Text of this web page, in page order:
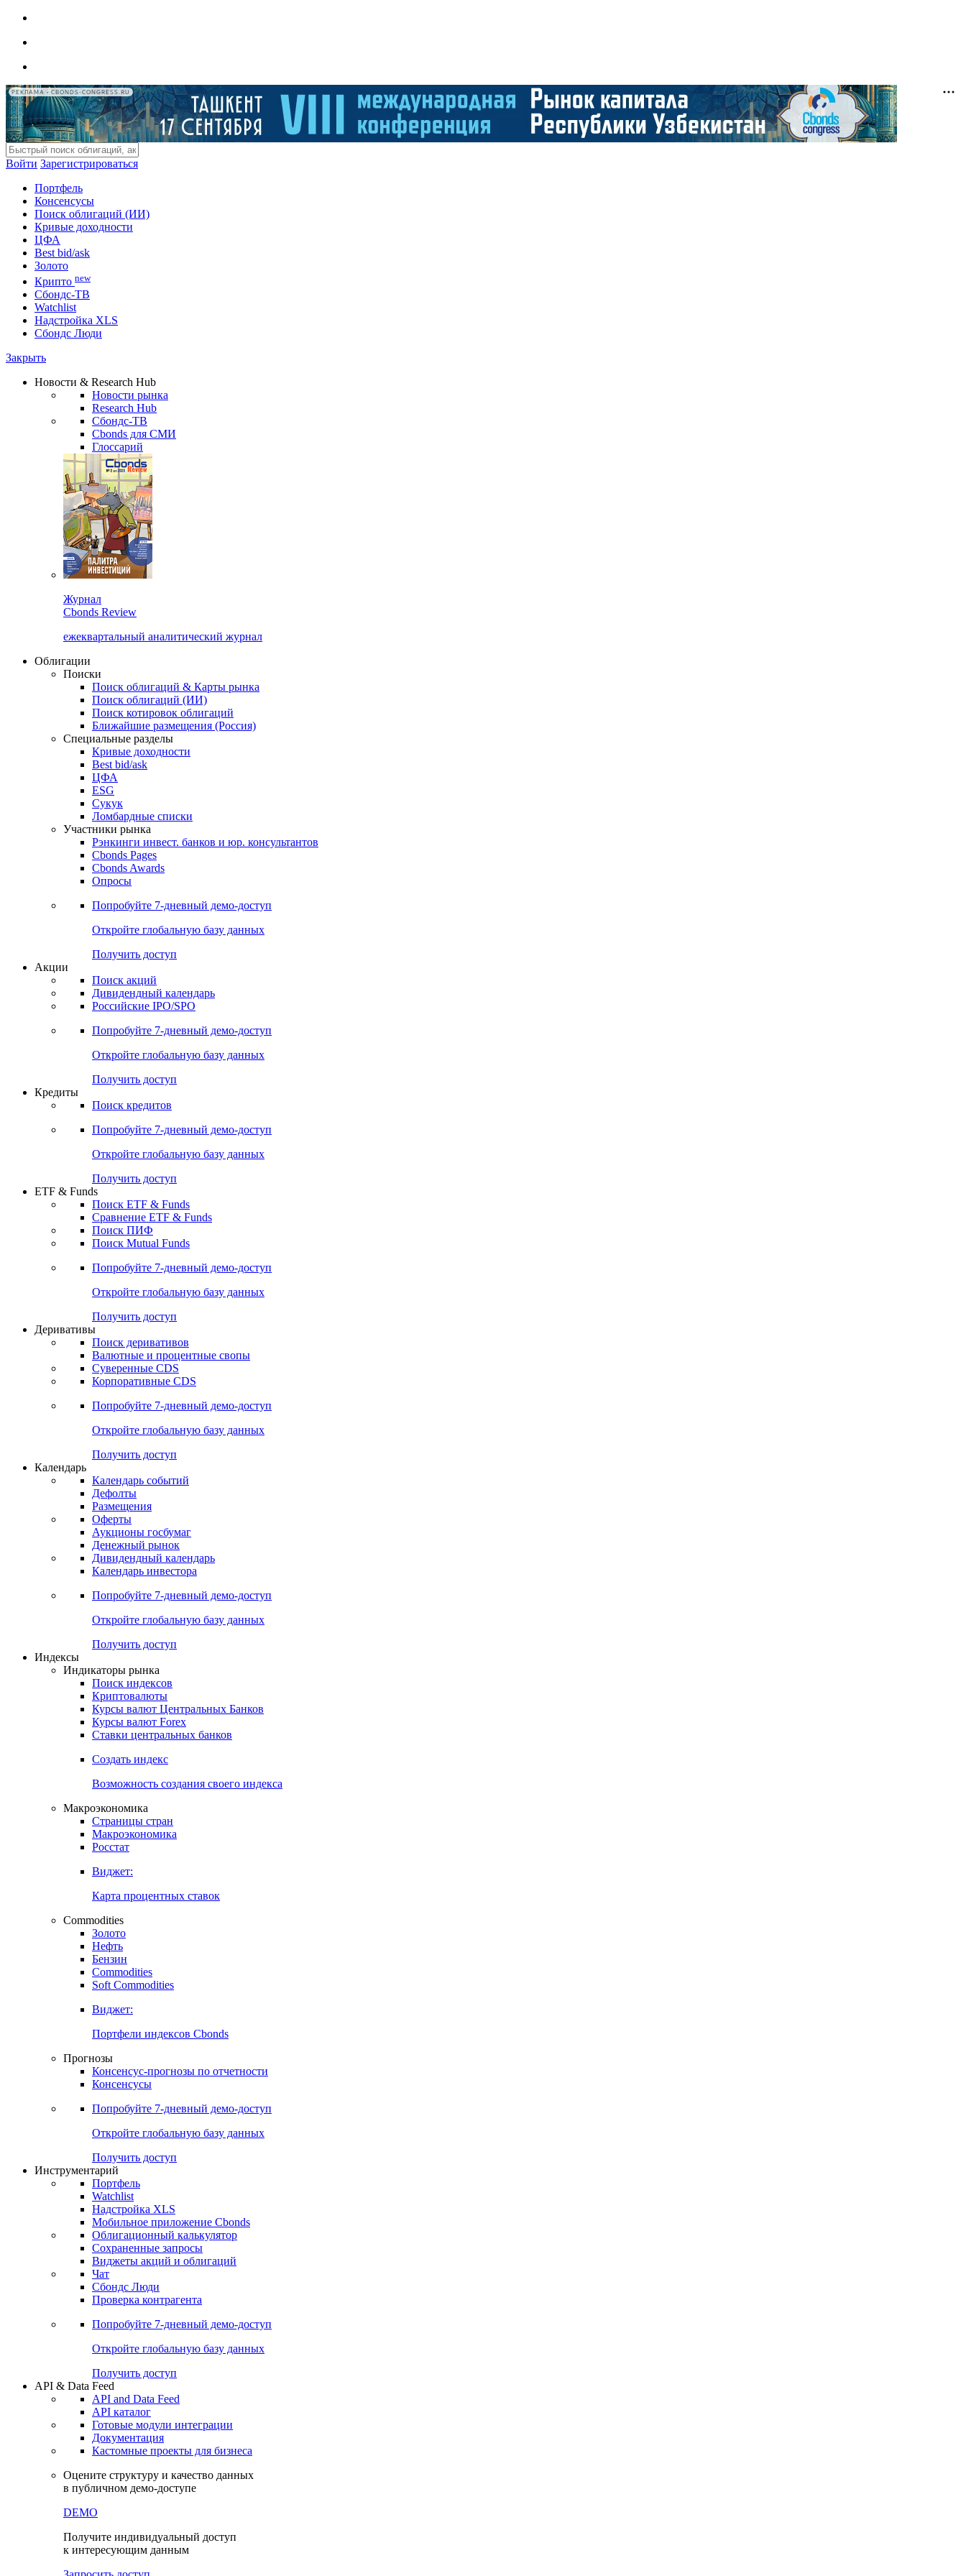
РЕКЛАМА • CBONDS-CONGRESS.RU
Войти Зарегистрироваться
Портфель
Консенсусы
Поиск облигаций (ИИ)
Кривые доходности
ЦФА
Best bid/ask
Золото
Крипто new
Сбондс-ТВ
Watchlist
Надстройка XLS
Сбондс Люди
Закрыть
Новости & Research Hub
Новости рынка
Research Hub
Сбондс-ТВ
Cbonds для СМИ
Глоссарий
Журнал
Cbonds Review
ежеквартальный аналитический журнал
Облигации
Поиски
Поиск облигаций & Карты рынка
Поиск облигаций (ИИ)
Поиск котировок облигаций
Ближайшие размещения (Россия)
Специальные разделы
Кривые доходности
Best bid/ask
ЦФА
ESG
Сукук
Ломбардные списки
Участники рынка
Рэнкинги инвест. банков и юр. консультантов
Cbonds Pages
Cbonds Awards
Опросы
Попробуйте 7-дневный демо-доступ
Откройте глобальную базу данных
Получить доступ
Акции
Поиск акций
Дивидендный календарь
Российские IPO/SPO
Попробуйте 7-дневный демо-доступ
Откройте глобальную базу данных
Получить доступ
Кредиты
Поиск кредитов
Попробуйте 7-дневный демо-доступ
Откройте глобальную базу данных
Получить доступ
ETF & Funds
Поиск ETF & Funds
Сравнение ETF & Funds
Поиск ПИФ
Поиск Mutual Funds
Попробуйте 7-дневный демо-доступ
Откройте глобальную базу данных
Получить доступ
Деривативы
Поиск деривативов
Валютные и процентные свопы
Суверенные CDS
Корпоративные CDS
Попробуйте 7-дневный демо-доступ
Откройте глобальную базу данных
Получить доступ
Календарь
Календарь событий
Дефолты
Размещения
Оферты
Аукционы госбумаг
Денежный рынок
Дивидендный календарь
Календарь инвестора
Попробуйте 7-дневный демо-доступ
Откройте глобальную базу данных
Получить доступ
Индексы
Индикаторы рынка
Поиск индексов
Криптовалюты
Курсы валют Центральных Банков
Курсы валют Forex
Ставки центральных банков
Создать индекс
Возможность создания своего индекса
Макроэкономика
Страницы стран
Макроэкономика
Росстат
Виджет:
Карта процентных ставок
Commodities
Золото
Нефть
Бензин
Commodities
Soft Commodities
Виджет:
Портфели индексов Cbonds
Прогнозы
Консенсус-прогнозы по отчетности
Консенсусы
Попробуйте 7-дневный демо-доступ
Откройте глобальную базу данных
Получить доступ
Инструментарий
Портфель
Watchlist
Надстройка XLS
Мобильное приложение Cbonds
Облигационный калькулятор
Сохраненные запросы
Виджеты акций и облигаций
Чат
Сбондс Люди
Проверка контрагента
Попробуйте 7-дневный демо-доступ
Откройте глобальную базу данных
Получить доступ
API & Data Feed
API and Data Feed
API каталог
Готовые модули интеграции
Документация
Кастомные проекты для бизнеса
Оцените структуру и качество данных
в публичном демо-доступе
DEMO
Получите индивидуальный доступ
к интересующим данным